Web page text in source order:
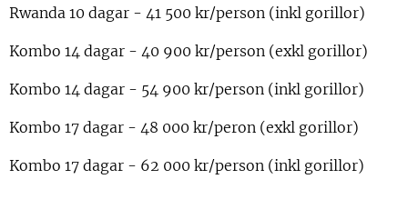
Rwanda 10 dagar - 41 500 kr/person (inkl gorillor)
Kombo 14 dagar - 40 900 kr/person (exkl gorillor)
Kombo 14 dagar - 54 900 kr/person (inkl gorillor)
Kombo 17 dagar - 48 000 kr/peron (exkl gorillor)
Kombo 17 dagar - 62 000 kr/person (inkl gorillor)